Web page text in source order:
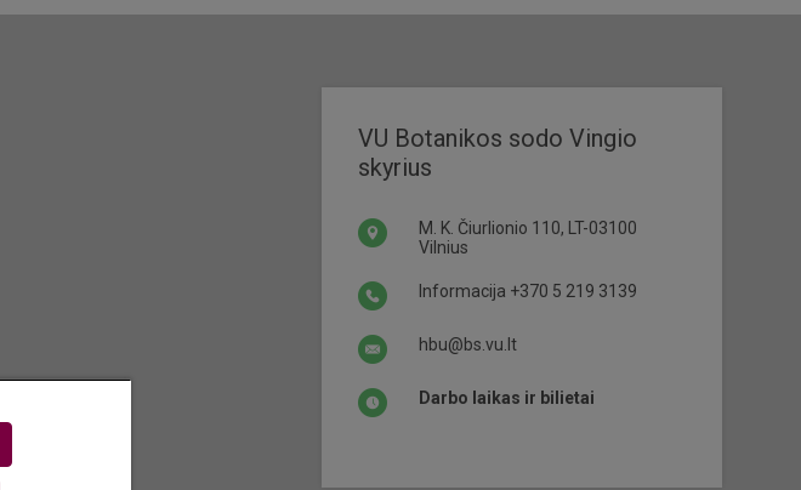
VU Botanikos sodo Vingio
skyrius
M. K. Čiurlionio 110, LT-03100
Vilnius
Informacija +370 5 219 3139
hbu@bs.vu.lt
Darbo laikas ir bilietai